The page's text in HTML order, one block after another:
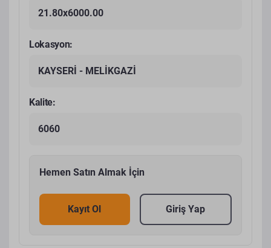
21.80x6000.00
Lokasyon:
KAYSERİ - MELİKGAZİ
Kalite:
6060
Hemen Satın Almak İçin
Kayıt Ol Giriş Yap